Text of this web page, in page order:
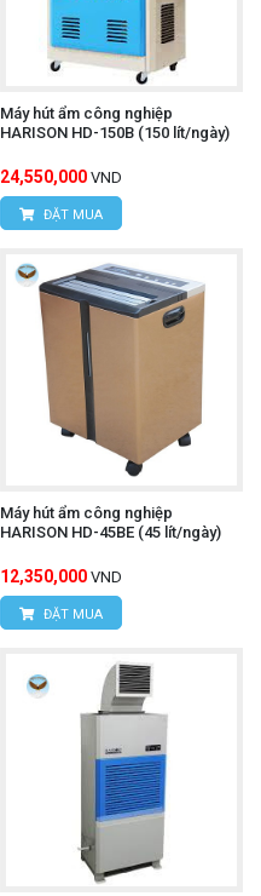
Máy hút ẩm công nghiệp
HARISON HD-150B (150 lít/ngày)
24,550,000 VND
ĐẶT MUA
Máy hút ẩm công nghiệp
HARISON HD-45BE (45 lít/ngày)
12,350,000 VND
ĐẶT MUA